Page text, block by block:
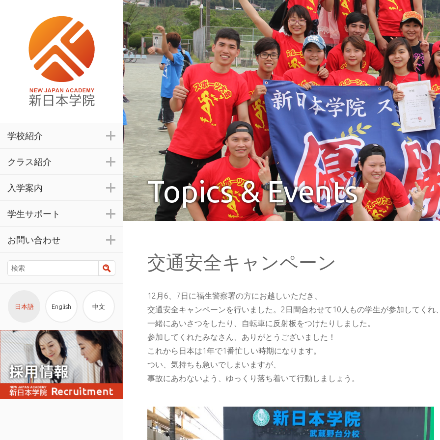
学校紹介
クラス紹介
入学案内
学生サポート
お問い合わせ
検索
日本語 English 中文
Topics & Events
交通安全キャンペーン
12月6、7日に福生警察署の方にお越しいただき、
交通安全キャンペーンを行いました。2日間合わせて10人もの学生が参加してくれ
一緒にあいさつをしたり、自転車に反射板をつけたりしました。
参加してくれたみなさん、ありがとうございました！
これから日本は1年で1番忙しい時期になります。
つい、気持ちも急いでしまいますが、
事故にあわないよう、ゆっくり落ち着いて行動しましょう。